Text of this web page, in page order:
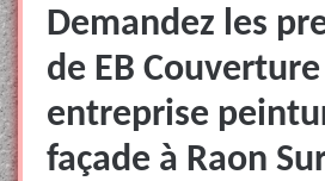
Demandez les
de EB Couverture
entreprise
façade à Raon